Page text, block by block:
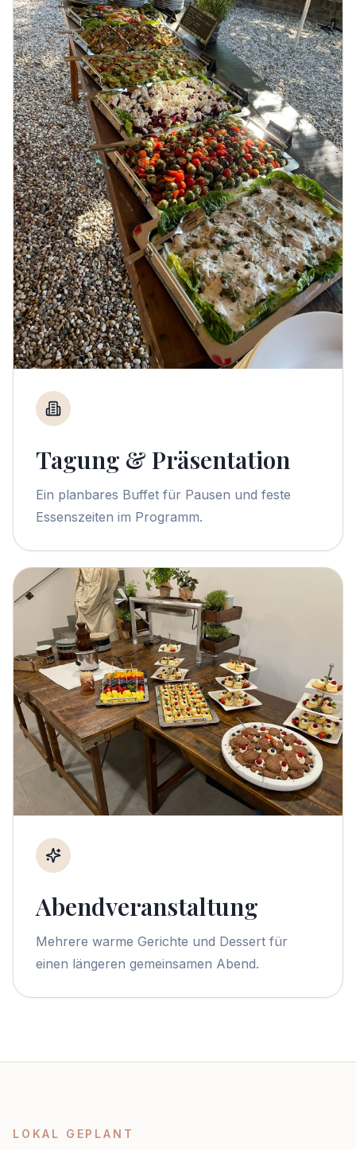
Tagung & Präsentation
Ein planbares Buffet für Pausen und feste
Essenszeiten im Programm.
Abendveranstaltung
Mehrere warme Gerichte und Dessert für
einen längeren gemeinsamen Abend.
LOKAL GEPLANT